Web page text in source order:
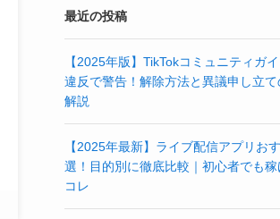
最近の投稿
【2025年版】TikTokコミュニティガ
違反で警告！解除方法と異議申し立て
解説
【2025年最新】ライブ配信アプリお
選！目的別に徹底比較｜初心者でも稼
コレ